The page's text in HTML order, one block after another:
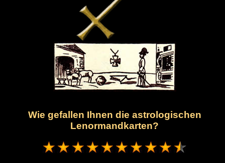
Wie gefallen Ihnen die astrologischen
Lenormandkarten?